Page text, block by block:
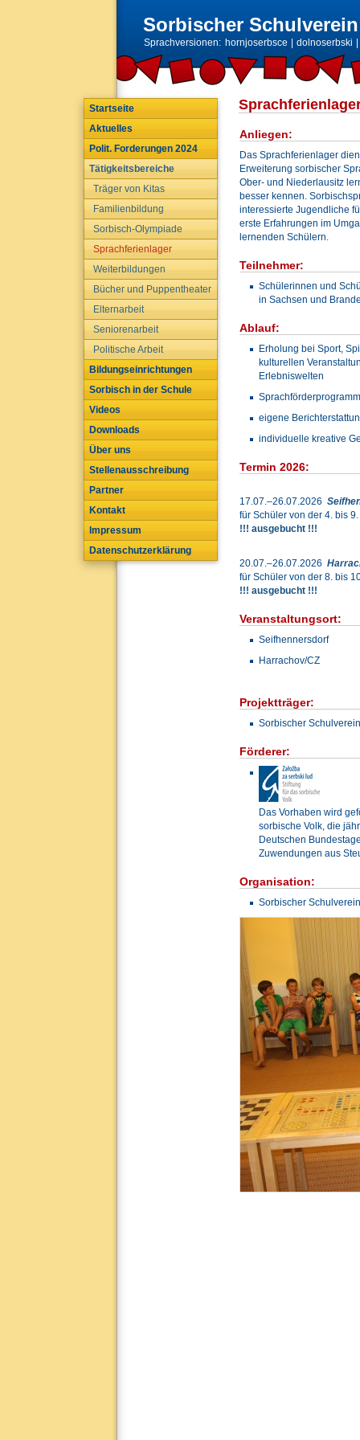
Anliegen:
Das Sprachferienlager
Erweiterung sorbischer
Ober- und Niederlausitz
besser kennen.
interessierte Jugendliche
erste Erfahrungen im
lernenden Schülern.
Teilnehmer:
Schülerinnen und
in Sachsen und
Ablauf:
Erholung bei Sport,
kulturellen
Erlebniswelten
eigene
individuelle kreative
Termin 2026:
17.07.–26.07.2026
für Schüler von der 4. bis
!!! ausgebucht !!!
20.07.–26.07.2026
für Schüler von der 8. bis
!!! ausgebucht !!!
Veranstaltungsort:
Seifhennersdorf
Harrachov/CZ
Projektträger:
Sorbischer
Förderer:
Das Vorhaben wird
sorbische Volk, die
Deutschen
Zuwendungen aus
Organisation:
Sorbischer
Sorbischer Schulverein
Sprachversionen: hornjoserbsce dolnoserbski
Startseite
Aktuelles
Polit. Forderungen 2024
Tätigkeitsbereiche
Träger von Kitas
Familienbildung
Sorbisch-Olympiade
Sprachferienlager
Weiterbildungen
Bücher und Puppentheater
Elternarbeit
Seniorenarbeit
Politische Arbeit
Bildungseinrichtungen
Sorbisch in der Schule
Videos
Downloads
Über uns
Stellenausschreibung
Partner
Kontakt
Impressum
Datenschutzerklärung